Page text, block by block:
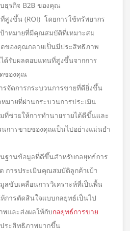
ธุรกิจ B2B ของคุณ
สูงขึ้น (ROI) โดยการใช้ทรัพยากร
าหมายที่มีคุณสมบัติที่เหมาะสม
ดของคุณกลายเป็นมีประสิทธิภาพ
ด้รับผลตอบแทนที่สูงขึ้นจากการ
ของคุณ
รจัดการกระบวนการขายที่ดียิ่งขึ้น
มายที่ผ่านกระบวนการประเมิน
ที่ช่วยให้การทำนายรายได้ดีขึ้นและ
นการขายของคุณเป็นไปอย่างแม่นยำ
ฐานข้อมูลที่ดีขึ้นสำหรับกลยุทธ์การ
การประเมินคุณสมบัติลูกค้าเป้า
ลขับเคลื่อนการวิเคราะห์ที่เป็นพื้น
การตัดสินใจแบบกลยุทธ์เป็นไป
พและส่งผลให้กับกลยุทธ์การขาย
ระสิทธิภาพมากขึ้น